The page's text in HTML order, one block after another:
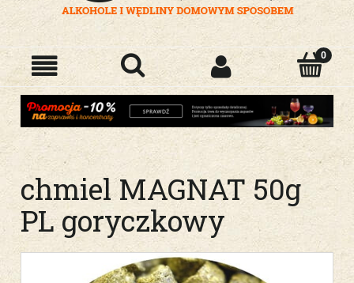
chmiel MAGNAT 50g
PL goryczkowy